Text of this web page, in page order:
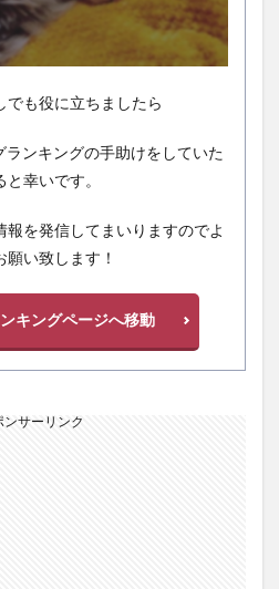
でも役に立ちましたら
ランキングの手助けをしていた
と幸いです。
を発信してまいりますのでよ
願い致します！
キングページへ移動
ンサーリンク